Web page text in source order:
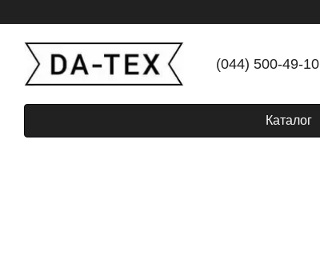
(044) 500-49-10
Каталог